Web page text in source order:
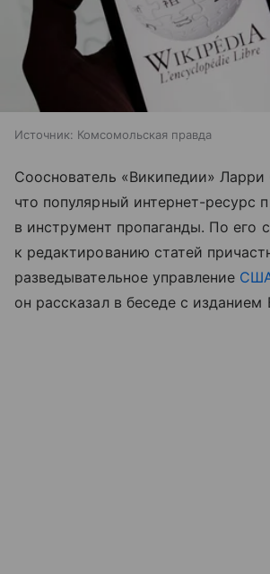
Источник: Комсомольская правда
Сооснователь «Википедии» Ларри
что популярный интернет-ресурс
в инструмент пропаганды. По его
к редактированию статей
разведывательное управление
он рассказал в беседе с изданием